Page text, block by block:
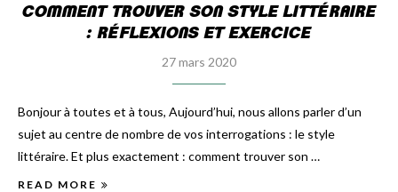
COMMENT TROUVER SON STYLE LITTÉRAIRE
: RÉFLEXIONS ET EXERCICE
27 mars 2020
Bonjour à toutes et à tous, Aujourd’hui, nous allons parler d’un
sujet au centre de nombre de vos interrogations : le style
littéraire. Et plus exactement : comment trouver son …
READ MORE